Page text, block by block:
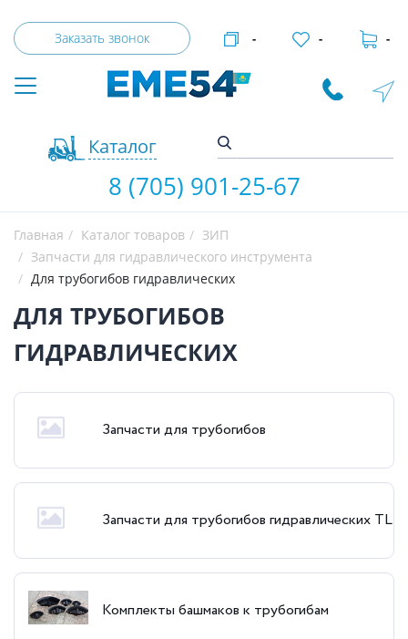
Заказать звонок
Каталог
- - -
8 (705) 901-25-67
Главная Каталог товаров
ЗИП
Запчасти для гидравлического инструмента
Для трубогибов гидравлических
ДЛЯ ТРУБОГИБОВ
ГИДРАВЛИЧЕСКИХ
Запчасти для трубогибов
Запчасти для трубогибов гидравлических TL
Комплекты башмаков к трубогибам